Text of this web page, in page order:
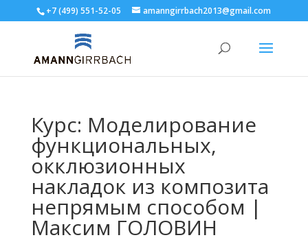
+7 (499) 551-52-05 amanngirrbach2013@gmail.com
Курс: Моделирование
функциональных,
окклюзионных
накладок из композита
непрямым способом |
Максим ГОЛОВИН